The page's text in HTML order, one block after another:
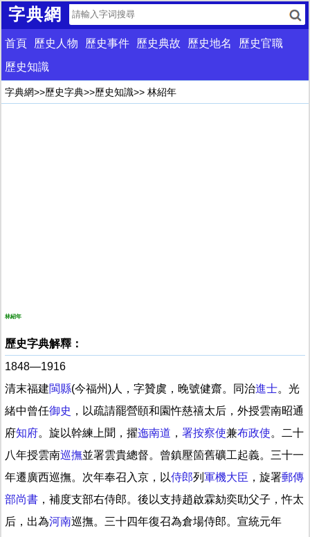
字典網
首頁 歷史人物 歷史事件 歷史典故 歷史地名
歷史官職
歷史知識
字典網>>歷史字典>>歷史知識>> 林紹年
林紹年
歷史字典解釋：
1848—1916
清末福建閩縣(今福州)人，字贊虞，晚號健齋。同治進士。光
緒中曾任御史 ，以疏請罷營頤和園忤慈禧太后，外授雲南昭通
府知府。旋以幹練上聞，擢迤南道 ， 署按察使兼布政使。二十
八年授雲南巡撫並署雲貴總督。曾鎮壓箇舊礦工起義。三十一
年遷廣西巡撫。次年奉召入京，以侍郎列 軍機大臣 ，旋署郵傳
部尚書 ，補度支部右侍郎。後以支持趙啟霖劾奕劻父子，忤太
后，出為河南巡撫。三十四年復召為倉場侍郎。宣統元年